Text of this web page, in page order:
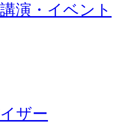
演・イベント
ザー